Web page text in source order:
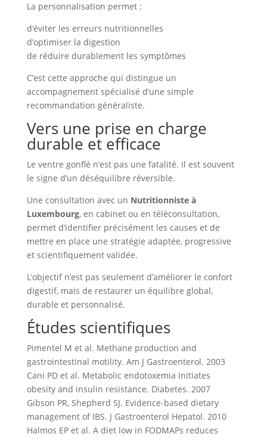
La personnalisation permet :
d’éviter les erreurs nutritionnelles
d’optimiser la digestion
de réduire durablement les symptômes
C’est cette approche qui distingue un
accompagnement spécialisé d’une simple
recommandation généraliste.
Vers une prise en charge
durable et efficace
Le ventre gonflé n’est pas une fatalité. Il est souvent
le signe d’un déséquilibre réversible.
Une consultation avec un Nutritionniste à
Luxembourg, en cabinet ou en téléconsultation,
permet d’identifier précisément les causes et de
mettre en place une stratégie adaptée, progressive
et scientifiquement validée.
L’objectif n’est pas seulement d’améliorer le confort
digestif, mais de restaurer un équilibre global,
durable et personnalisé.
Études scientifiques
Pimentel M et al. Methane production and
gastrointestinal motility. Am J Gastroenterol. 2003
Cani PD et al. Metabolic endotoxemia initiates
obesity and insulin resistance. Diabetes. 2007
Gibson PR, Shepherd SJ. Evidence-based dietary
management of IBS. J Gastroenterol Hepatol. 2010
Halmos EP et al. A diet low in FODMAPs reduces